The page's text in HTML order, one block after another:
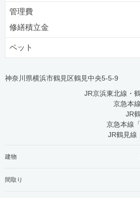
管理費
修繕積立金
ペット
神奈川県横浜市鶴見区鶴見中央5-5-9
JR京浜東北線・
京急本
JR
京急本線
JR鶴見線
建物
間取り